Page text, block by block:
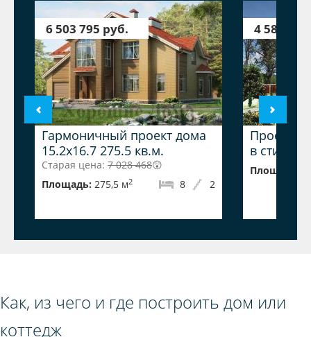
6 503 795 руб.
Гармоничный проект дома
15.2x16.7 275.5 кв.м.
Старая цена: 7 028 468😲
Площадь: 275,5 м2 2
8
4 589
Проект
в стиле
Площадь:
Как, из чего и где построить дом или
коттедж